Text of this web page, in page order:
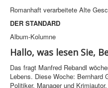
Romanhaft verarbeitete Alte
DER STANDARD
Album-Kolumne
Hallo, was lesen Sie,
Das fragt Manfred Rebandl
Lebens. Diese Woche: Bernhard
Politiker, Manager und Krimiautor.